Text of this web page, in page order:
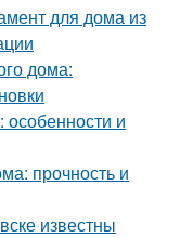
для дома из
дома:
и
прочность и
известны